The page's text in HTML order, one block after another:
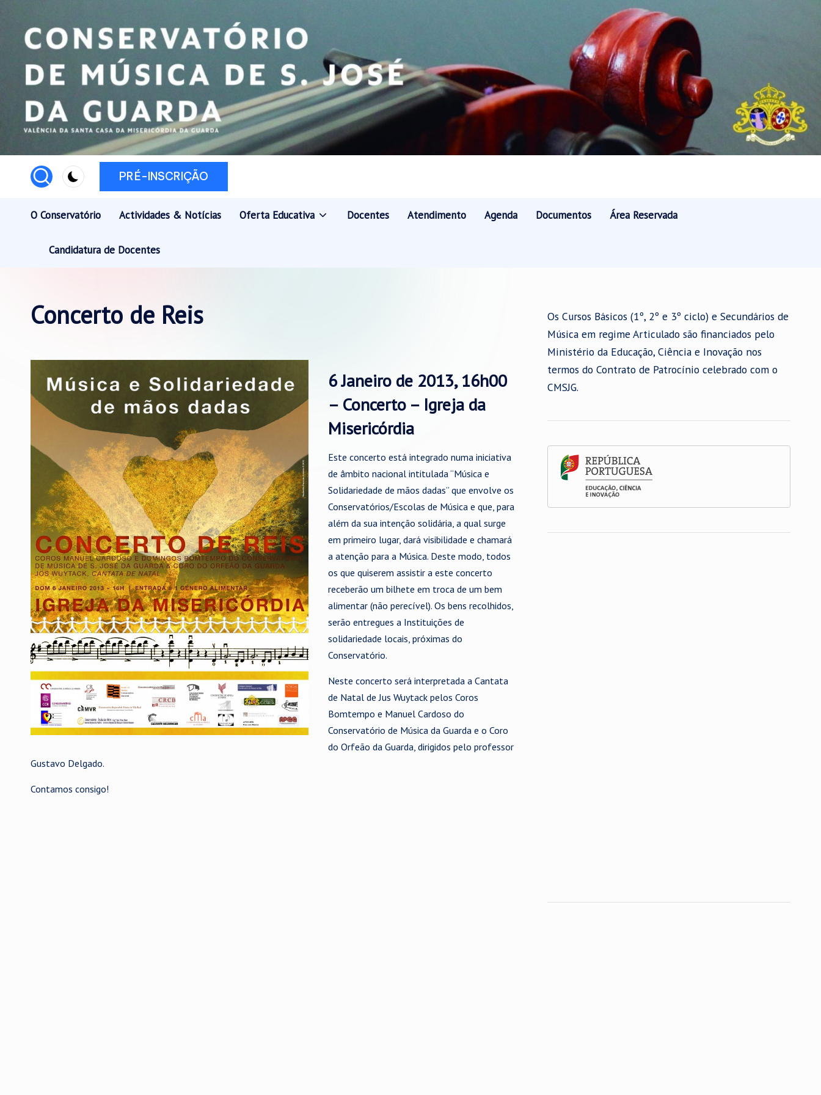
content
PRÉ-INSCRIÇÃO
O Conservatório Actividades & Notícias Oferta Educativa Docentes Atendimento Agenda Documentos Área Reservada
Candidatura de Docentes
Concerto de Reis
6 Janeiro de 2013, 16h00
– Concerto – Igreja da
Misericórdia
Este concerto está integrado numa iniciativa
de âmbito nacional intitulada “Música e
Solidariedade de mãos dadas” que envolve os
Conservatórios/Escolas de Música e que, para
além da sua intenção solidária, a qual surge
em primeiro lugar, dará visibilidade e chamará
a atenção para a Música. Deste modo, todos
os que quiserem assistir a este concerto
receberão um bilhete em troca de um bem
alimentar (não perecível). Os bens recolhidos,
serão entregues a Instituições de
solidariedade locais, próximas do
Conservatório.
Neste concerto será interpretada a Cantata
de Natal de Jus Wuytack pelos Coros
Bomtempo e Manuel Cardoso do
Conservatório de Música da Guarda e o Coro
do Orfeão da Guarda, dirigidos pelo professor
Gustavo Delgado.
Contamos consigo!
Os Cursos Básicos (1º, 2º e 3º ciclo) e Secundários de
Música em regime Articulado são financiados pelo
Ministério da Educação, Ciência e Inovação nos
termos do Contrato de Patrocínio celebrado com o
CMSJG.